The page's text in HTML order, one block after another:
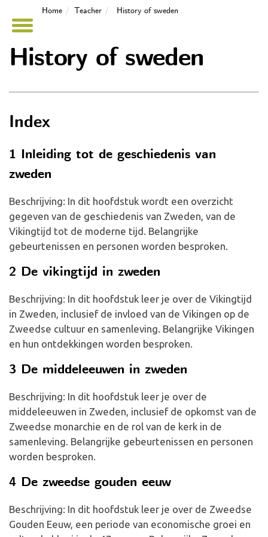
Home Teacher History of sweden
History of sweden
Index
1 Inleiding tot de geschiedenis van
zweden
Beschrijving: In dit hoofdstuk wordt een overzicht
gegeven van de geschiedenis van Zweden, van de
Vikingtijd tot de moderne tijd. Belangrijke
gebeurtenissen en personen worden besproken.
2 De vikingtijd in zweden
Beschrijving: In dit hoofdstuk leer je over de Vikingtijd
in Zweden, inclusief de invloed van de Vikingen op de
Zweedse cultuur en samenleving. Belangrijke Vikingen
en hun ontdekkingen worden besproken.
3 De middeleeuwen in zweden
Beschrijving: In dit hoofdstuk leer je over de
middeleeuwen in Zweden, inclusief de opkomst van de
Zweedse monarchie en de rol van de kerk in de
samenleving. Belangrijke gebeurtenissen en personen
worden besproken.
4 De zweedse gouden eeuw
Beschrijving: In dit hoofdstuk leer je over de Zweedse
Gouden Eeuw, een periode van economische groei en